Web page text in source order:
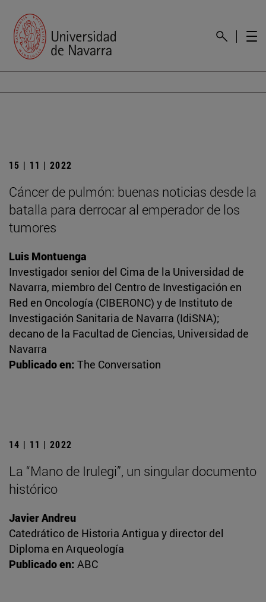
15 | 11 | 2022
Cáncer de pulmón: buenas noticias desde la
batalla para derrocar al emperador de los
tumores
Luis Montuenga
Investigador senior del Cima de la Universidad de
Navarra, miembro del Centro de Investigación en
Red en Oncología (CIBERONC) y de Instituto de
Investigación Sanitaria de Navarra (IdiSNA);
decano de la Facultad de Ciencias, Universidad de
Navarra
Publicado en: The Conversation
14 | 11 | 2022
La “Mano de Irulegi”, un singular documento
histórico
Javier Andreu
Catedrático de Historia Antigua y director del
Diploma en Arqueología
Publicado en: ABC